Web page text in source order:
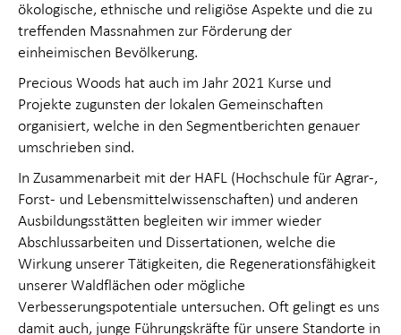
ökologische, ethnische und religiöse Aspekte und die zu
treffenden Massnahmen zur Förderung der
einheimischen Bevölkerung.
Precious Woods hat auch im Jahr 2021 Kurse und
Projekte zugunsten der lokalen Gemeinschaften
organisiert, welche in den Segmentberichten genauer
umschrieben sind.
In Zusammenarbeit mit der HAFL (Hochschule für Agrar-,
Forst- und Lebensmittelwissenschaften) und anderen
Ausbildungsstätten begleiten wir immer wieder
Abschlussarbeiten und Dissertationen, welche die
Wirkung unserer Tätigkeiten, die Regenerationsfähigkeit
unserer Wald­flächen oder mögliche
Verbesserungspotentiale untersuchen. Oft gelingt es uns
damit auch, junge Führungskräfte für unsere Standorte in